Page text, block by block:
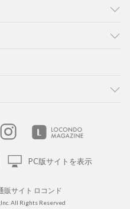
PC版サイトを表示
販サイト ロコンド
All Rights Reserved